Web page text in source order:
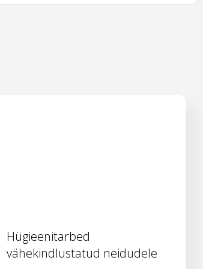
Hügieenitarbed
vähekindlustatud neidudele